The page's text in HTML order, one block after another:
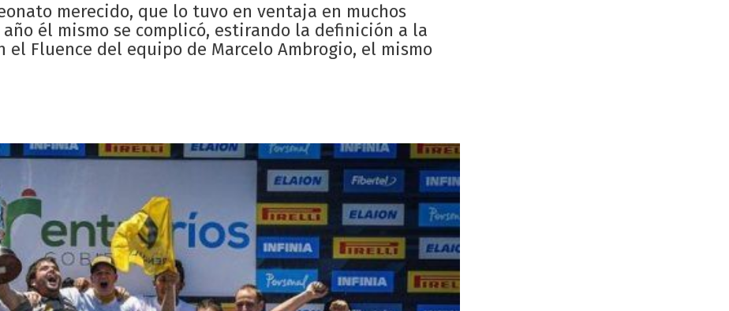
merecido, que lo tuvo en ventaja en muchos
él mismo se complicó, estirando la definición a la
Fluence del equipo de Marcelo Ambrogio, el mismo